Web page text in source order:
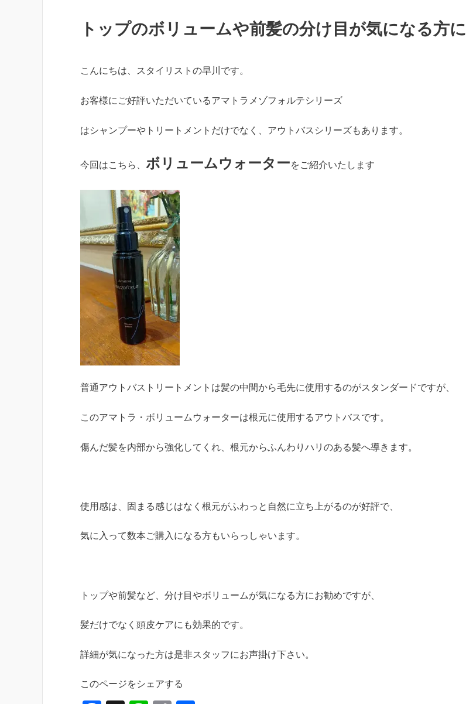
トップのボリュームや前髪の分け目が気になる方に
こんにちは、スタイリストの早川です。
お客様にご好評いただいているアマトラメゾフォルテシリーズ
はシャンプーやトリートメントだけでなく、アウトバスシリーズもあります。
今回はこちら、 ボリュームウォーターをご紹介いたします
普通アウトバストリートメントは髪の中間から毛先に使用するのがスタンダードですが、
このアマトラ・ボリュームウォーターは根元に使用するアウトバスです。
傷んだ髪を内部から強化してくれ、根元からふんわりハリのある髪へ導きます。
使用感は、固まる感じはなく根元がふわっと自然に立ち上がるのが好評で、
気に入って数本ご購入になる方もいらっしゃいます。
トップや前髪など、分け目やボリュームが気になる方にお勧めですが、
髪だけでなく頭皮ケアにも効果的です。
詳細が気になった方は是非スタッフにお声掛け下さい。
このページをシェアする